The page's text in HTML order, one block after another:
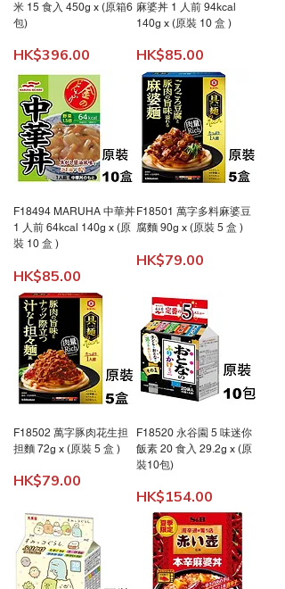
米 15 食入 450g x (原箱6
包)
價格
HK$396.00
麻婆丼 1 人前 94kcal
140g x (原裝 10 盒 )
價格
HK$85.00
F18494 MARUHA 中華丼
1 人前 64kcal 140g x (原
裝 10 盒 )
價格
HK$85.00
F18501 萬字多料麻婆豆
腐麵 90g x (原裝 5 盒 )
價格
HK$79.00
F18502 萬字豚肉花生担
担麵 72g x (原裝 5 盒 )
價格
HK$79.00
F18520 永谷園 5 味迷你
飯素 20 食入 29.2g x (原
裝10包)
價格
HK$154.00